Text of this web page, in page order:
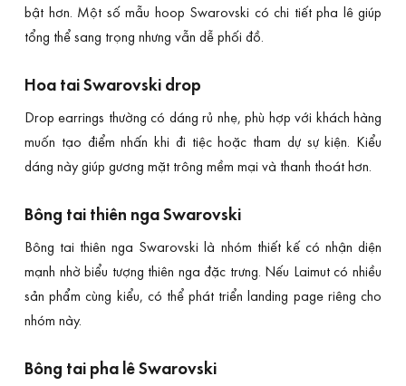
bật hơn. Một số mẫu hoop Swarovski có chi tiết pha lê giúp
tổng thể sang trọng nhưng vẫn dễ phối đồ.
Hoa tai Swarovski drop
Drop earrings thường có dáng rủ nhẹ, phù hợp với khách hàng
muốn tạo điểm nhấn khi đi tiệc hoặc tham dự sự kiện. Kiểu
dáng này giúp gương mặt trông mềm mại và thanh thoát hơn.
Bông tai thiên nga Swarovski
Bông tai thiên nga Swarovski là nhóm thiết kế có nhận diện
mạnh nhờ biểu tượng thiên nga đặc trưng. Nếu Laimut có nhiều
sản phẩm cùng kiểu, có thể phát triển landing page riêng cho
nhóm này.
Bông tai pha lê Swarovski